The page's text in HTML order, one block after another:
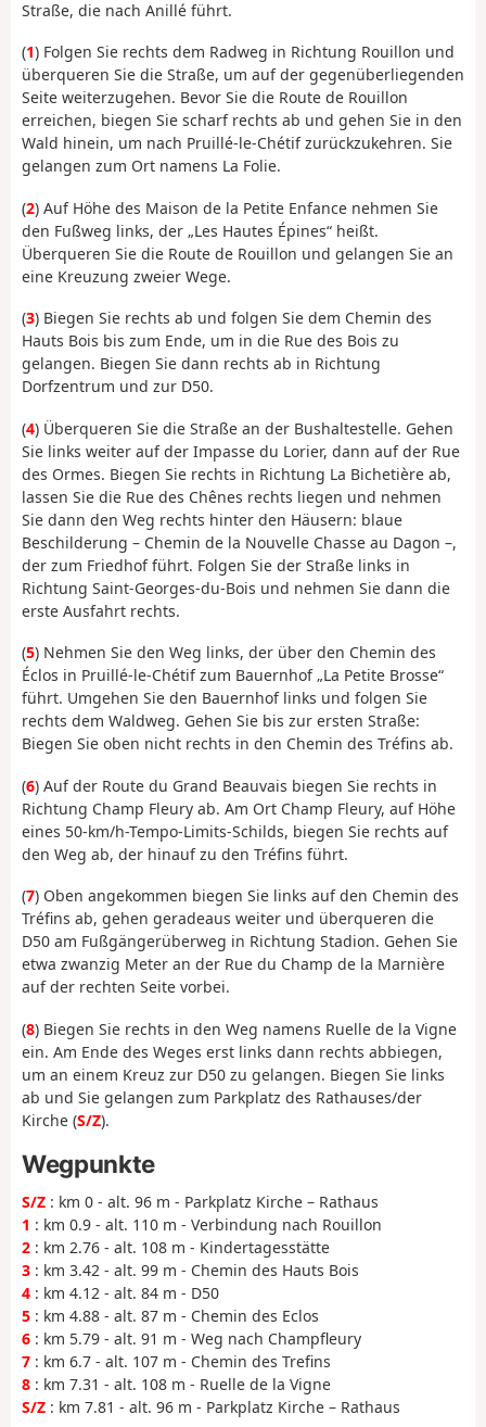
Straße, die nach Anillé führt.
(1) Folgen Sie rechts dem Radweg in Richtung Rouillon und
überqueren Sie die Straße, um auf der gegenüberliegenden
Seite weiterzugehen. Bevor Sie die Route de Rouillon
erreichen, biegen Sie scharf rechts ab und gehen Sie in den
Wald hinein, um nach Pruillé-le-Chétif zurückzukehren. Sie
gelangen zum Ort namens La Folie.
(2) Auf Höhe des Maison de la Petite Enfance nehmen Sie
den Fußweg links, der „Les Hautes Épines“ heißt.
Überqueren Sie die Route de Rouillon und gelangen Sie an
eine Kreuzung zweier Wege.
(3) Biegen Sie rechts ab und folgen Sie dem Chemin des
Hauts Bois bis zum Ende, um in die Rue des Bois zu
gelangen. Biegen Sie dann rechts ab in Richtung
Dorfzentrum und zur D50.
(4) Überqueren Sie die Straße an der Bushaltestelle. Gehen
Sie links weiter auf der Impasse du Lorier, dann auf der Rue
des Ormes. Biegen Sie rechts in Richtung La Bichetière ab,
lassen Sie die Rue des Chênes rechts liegen und nehmen
Sie dann den Weg rechts hinter den Häusern: blaue
Beschilderung – Chemin de la Nouvelle Chasse au Dagon –,
der zum Friedhof führt. Folgen Sie der Straße links in
Richtung Saint-Georges-du-Bois und nehmen Sie dann die
erste Ausfahrt rechts.
(5) Nehmen Sie den Weg links, der über den Chemin des
Éclos in Pruillé-le-Chétif zum Bauernhof „La Petite Brosse“
führt. Umgehen Sie den Bauernhof links und folgen Sie
rechts dem Waldweg. Gehen Sie bis zur ersten Straße:
Biegen Sie oben nicht rechts in den Chemin des Tréfins ab.
(6) Auf der Route du Grand Beauvais biegen Sie rechts in
Richtung Champ Fleury ab. Am Ort Champ Fleury, auf Höhe
eines 50-km/h-Tempo-Limits-Schilds, biegen Sie rechts auf
den Weg ab, der hinauf zu den Tréfins führt.
(7) Oben angekommen biegen Sie links auf den Chemin des
Tréfins ab, gehen geradeaus weiter und überqueren die
D50 am Fußgängerüberweg in Richtung Stadion. Gehen Sie
etwa zwanzig Meter an der Rue du Champ de la Marnière
auf der rechten Seite vorbei.
(8) Biegen Sie rechts in den Weg namens Ruelle de la Vigne
ein. Am Ende des Weges erst links dann rechts abbiegen,
um an einem Kreuz zur D50 zu gelangen. Biegen Sie links
ab und Sie gelangen zum Parkplatz des Rathauses/der
Kirche (S/Z).
Wegpunkte
S/Z : km 0 - alt. 96 m - Parkplatz Kirche – Rathaus
1 : km 0.9 - alt. 110 m - Verbindung nach Rouillon
2 : km 2.76 - alt. 108 m - Kindertagesstätte
3 : km 3.42 - alt. 99 m - Chemin des Hauts Bois
4 : km 4.12 - alt. 84 m - D50
5 : km 4.88 - alt. 87 m - Chemin des Eclos
6 : km 5.79 - alt. 91 m - Weg nach Champfleury
7 : km 6.7 - alt. 107 m - Chemin des Trefins
8 : km 7.31 - alt. 108 m - Ruelle de la Vigne
S/Z : km 7.81 - alt. 96 m - Parkplatz Kirche – Rathaus